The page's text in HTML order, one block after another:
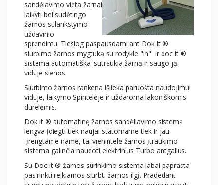
sandėiavimo vieta žarnai
laikyti bei sudėtingo
žarnos sulankstymo
uždavinio
sprendimu. Tiesiog paspausdami ant Dok it ®
siurbimo žarnos mygtuką su rodykle "in" ir doc it ®
sistema automatiškai sutraukia žarną ir saugo ją
viduje sienos.
Siurbimo žarnos rankena išlieka paruošta naudojimui
viduje, laikymo Spintelėje ir uždaroma lakoniškomis
durelėmis.
Dok it ® automatinę žarnos sandėliavimo sistemą
lengva įdiegti tiek naujai statomame tiek ir jau
įrengtame name, tai vienintelė žarnos įtraukimo
sistema galinčia naudoti elektrinius Turbo antgalius.
Su Doc it ® žarnos surinkimo sistema labai paprasta
pasirinkti reikiamos siurbti žarnos ilgį. Pradedant